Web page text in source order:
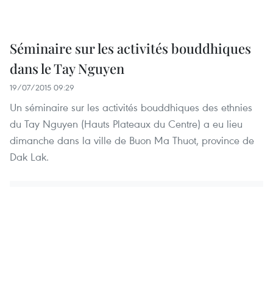
Séminaire sur les activités bouddhiques
dans le Tay Nguyen
19/07/2015 09:29
Un séminaire sur les activités bouddhiques des ethnies
du Tay Nguyen (Hauts Plateaux du Centre) a eu lieu
dimanche dans la ville de Buon Ma Thuot, province de
Dak Lak.